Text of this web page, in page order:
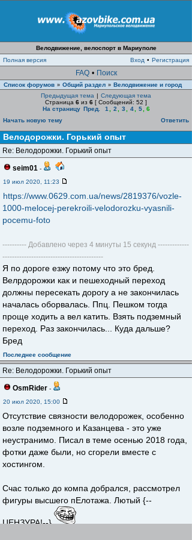
Велодвижение, велоспорт в Мариуполе
Полная версия
Вход • Регистрация
FAQ • Поиск
Список форумов » Общий раздел » Велодвижение и город
Предыдущая тема | Следующая тема
Страница 6 из 6 [ Сообщений: 52 ]
На страницу Пред. 1 2 3 4 5
6
Начать новую тему
Ответить
Велодорожки. Горький опыт
Re: Велодорожки. Горький опыт
seim01 -
19 июл 2020, 11:23
https://www.0629.com.ua/news/2819376/vozle-
1000-melocej-perekroili-velodorozku-vyasnili-
pocemu-foto
---------- Добавлено через 4 минуты 15 секунд -------------
------------------------------------------
Я по дороге езжу потому что это бред.
Велрдорожки как и пешеходный переход
должны пересекать дорогу а не закончилась
началась оборвалась. Ппц. Пешком тогда
проще ходить а вел катить. Взять подземный
переход. Раз закончилась... Куда дальше?
Бред
Последнее сообщение
Re: Велодорожки. Горький опыт
OsmRider -
20 июл 2020, 15:00
Отсутствие связности велодорожек, особенно
возле подземного и Казанцева - это уже
неустранимо. Писал в теме осенью 2018 года,
фотки даже были, но сгорели вместе с
хостингом.
Счас только до компа добрался, рассмотрел
фигуры высшего пЕлотажа. Лютый {--
ЦЕНЗУРА!--}